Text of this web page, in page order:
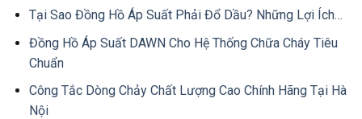
Tại Sao Đồng Hồ Áp Suất Phải Đổ Dầu? Những Lợi Ích…
Đồng Hồ Áp Suất DAWN Cho Hệ Thống Chữa Cháy Tiêu
Chuẩn
Công Tắc Dòng Chảy Chất Lượng Cao Chính Hãng Tại Hà
Nội